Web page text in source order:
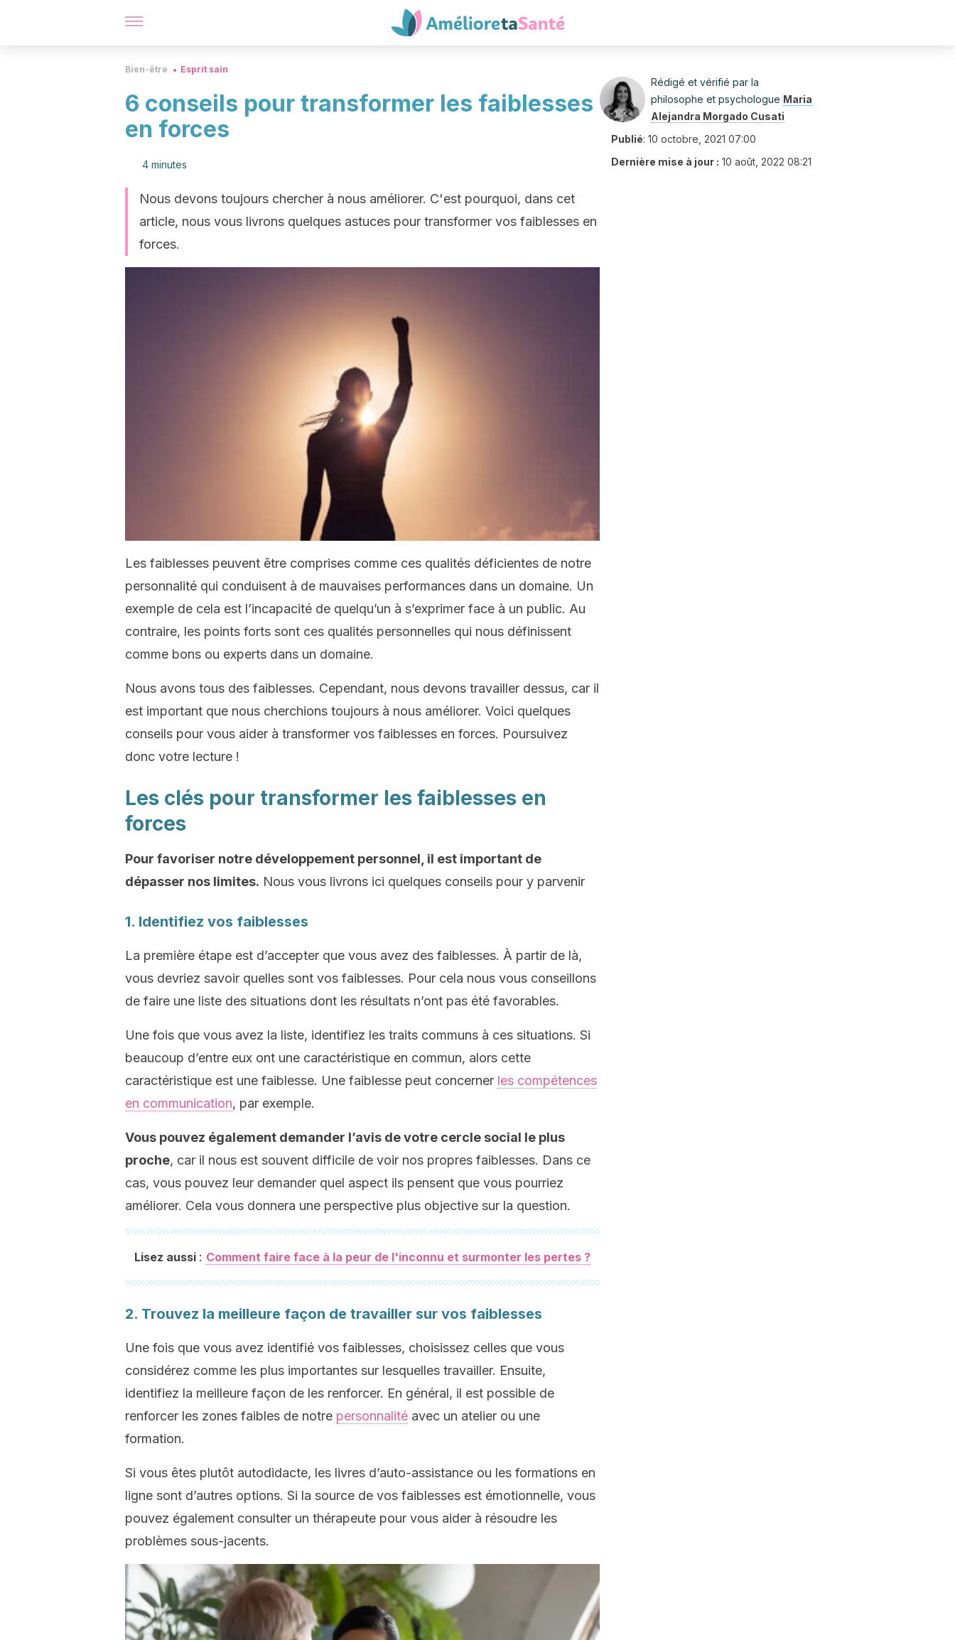
Bien-être Esprit sain
6 conseils pour transformer les faiblesses
en forces
4 minutes
Nous devons toujours chercher à nous améliorer. C'est pourquoi, dans cet
article, nous vous livrons quelques astuces pour transformer vos faiblesses en
forces.
Les faiblesses peuvent être comprises comme ces qualités déficientes de notre
personnalité qui conduisent à de mauvaises performances dans un domaine. Un
exemple de cela est l’incapacité de quelqu’un à s’exprimer face à un public. Au
contraire, les points forts sont ces qualités personnelles qui nous définissent
comme bons ou experts dans un domaine.
Nous avons tous des faiblesses. Cependant, nous devons travailler dessus, car il
est important que nous cherchions toujours à nous améliorer. Voici quelques
conseils pour vous aider à transformer vos faiblesses en forces. Poursuivez
donc votre lecture !
Les clés pour transformer les faiblesses en
forces
Pour favoriser notre développement personnel, il est important de
dépasser nos limites. Nous vous livrons ici quelques conseils pour y parvenir
1. Identifiez vos faiblesses
La première étape est d’accepter que vous avez des faiblesses. À partir de là,
vous devriez savoir quelles sont vos faiblesses. Pour cela nous vous conseillons
de faire une liste des situations dont les résultats n’ont pas été favorables.
Une fois que vous avez la liste, identifiez les traits communs à ces situations. Si
beaucoup d’entre eux ont une caractéristique en commun, alors cette
caractéristique est une faiblesse. Une faiblesse peut concerner les compétences
en communication, par exemple.
Vous pouvez également demander l’avis de votre cercle social le plus
proche, car il nous est souvent difficile de voir nos propres faiblesses. Dans ce
cas, vous pouvez leur demander quel aspect ils pensent que vous pourriez
améliorer. Cela vous donnera une perspective plus objective sur la question.
Lisez aussi : Comment faire face à la peur de l'inconnu et surmonter les pertes ?
2. Trouvez la meilleure façon de travailler sur vos faiblesses
Une fois que vous avez identifié vos faiblesses, choisissez celles que vous
considérez comme les plus importantes sur lesquelles travailler. Ensuite,
identifiez la meilleure façon de les renforcer. En général, il est possible de
renforcer les zones faibles de notre personnalité avec un atelier ou une
formation.
Si vous êtes plutôt autodidacte, les livres d’auto-assistance ou les formations en
ligne sont d’autres options. Si la source de vos faiblesses est émotionnelle, vous
pouvez également consulter un thérapeute pour vous aider à résoudre les
problèmes sous-jacents.
Rédigé et vérifié par la
philosophe et psychologue Maria
Alejandra Morgado Cusati
Publié: 10 octobre, 2021 07:00
Dernière mise à jour : 10 août, 2022 08:21